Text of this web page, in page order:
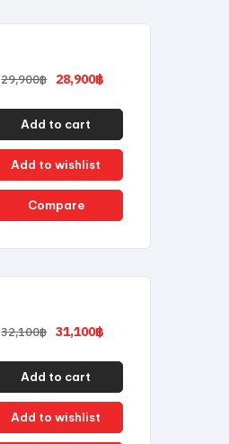
29,900฿ 28,900฿
Add to cart
Add to wishlist
Compare
32,100฿ 31,100฿
Add to cart
Add to wishlist